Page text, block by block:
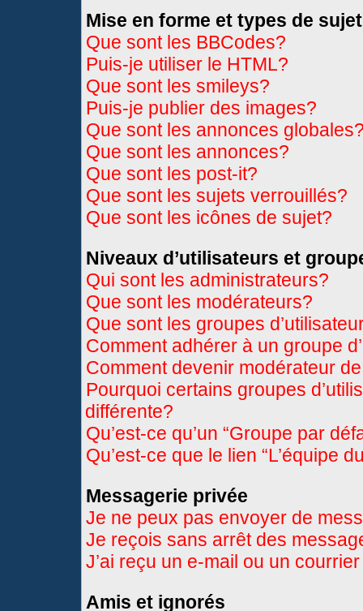
Mise en forme et types de sujet
Que sont les BBCodes?
Puis-je utiliser le HTML?
Que sont les smileys?
Puis-je publier des images?
Que sont les annonces
Que sont les annonces?
Que sont les post-it?
Que sont les sujets verrouillés?
Que sont les icônes de sujet?
Niveaux d’utilisateurs et
Qui sont les administrateurs?
Que sont les modérateurs?
Que sont les groupes
Comment adhérer à un groupe
Comment devenir modérateur
Pourquoi certains groupes
différente?
Qu’est-ce qu’un “Groupe par
Qu’est-ce que le lien “L’équipe
Messagerie privée
Je ne peux pas envoyer de
Je reçois sans arrêt des
J’ai reçu un e-mail ou un
Amis et ignorés